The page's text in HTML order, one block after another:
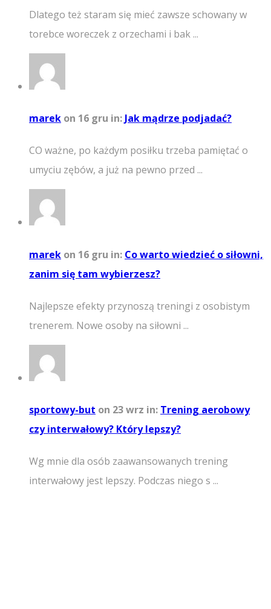
Dlatego też staram się mieć zawsze schowany w
torebce woreczek z orzechami i bak ...
marek on 16 gru in: Jak mądrze podjadać?
CO ważne, po każdym posiłku trzeba pamiętać o
umyciu zębów, a już na pewno przed ...
marek on 16 gru in: Co warto wiedzieć o siłowni,
zanim się tam wybierzesz?
Najlepsze efekty przynoszą treningi z osobistym
trenerem. Nowe osoby na siłowni ...
sportowy-but on 23 wrz in: Trening aerobowy
czy interwałowy? Który lepszy?
Wg mnie dla osób zaawansowanych trening
interwałowy jest lepszy. Podczas niego s ...